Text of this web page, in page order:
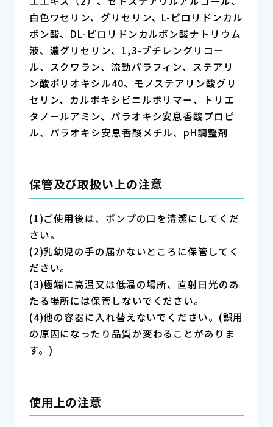
白色ワセリン、グリセリン、L-ピロリドンカル
ボン酸、DL-ピロリドンカルボン酸ナトリウム
液、濃グリセリン、1,3-ブチレングリコー
ル、スクワラン、流動パラフィン、ステアリ
ン酸ポリオキシル40、モノステアリン酸グリ
セリン、カルボキシビニルポリマー、トリエ
タノールアミン、パラオキシ安息香酸プロピ
ル、パラオキシ安息香酸メチル、pH調整剤
保管及び取扱い上の注意
(1)ご使用後は、ポンプの口を清潔にしてくだ
さい。
(2)乳幼児の手の届かないところに保管してく
ださい。
(3)極端に高温又は低温の場所、直射日光のあ
たる場所には保管しないでください。
(4)他の容器に入れ替えないでください。(誤用
の原因になったり品質が変わることがありま
す。)
使用上の注意